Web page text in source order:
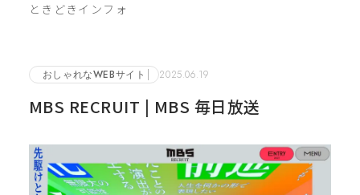
ときどきインフォ
おしゃれなWEBサイト 2025.06.19
MBS RECRUIT | MBS 毎日放送